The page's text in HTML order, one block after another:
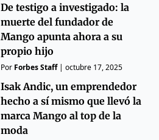
De testigo a investigado: la
muerte del fundador de
Mango apunta ahora a su
propio hijo
Por Forbes Staff|octubre 17, 2025
Isak Andic, un emprendedor
hecho a sí mismo que llevó la
marca Mango al top de la
moda